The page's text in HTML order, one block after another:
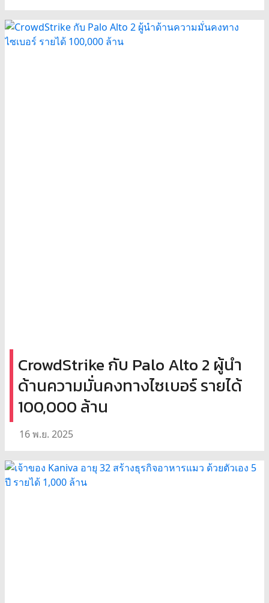
CrowdStrike กับ Palo Alto 2 ผู้นำ
ด้านความมั่นคงทางไซเบอร์ รายได้
100,000 ล้าน
16 พ.ย. 2025